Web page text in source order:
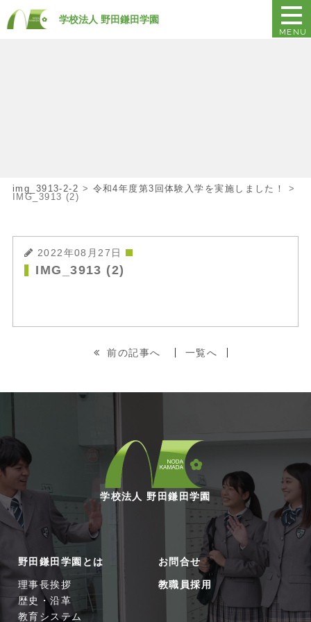
学校法人 野田鎌田学園
MENU
img_3913-2-2 > 令和4年度第3回体験入学を実施しました！
>
IMG_3913 (2)
2022年08月27日
IMG_3913 (2)
前の記事へ 一覧へ
学校法人 野田鎌田学園
野田鎌田学園とは
理事長挨拶
歴史・沿革
教育システム
お問合せ
教職員採用